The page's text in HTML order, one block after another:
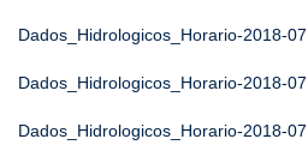
Dados_Hidrologicos_Horario-2018-07
Dados_Hidrologicos_Horario-2018-07
Dados_Hidrologicos_Horario-2018-07